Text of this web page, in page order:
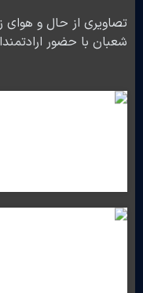
تصاویری از حال و هوای
شعبان با حضور